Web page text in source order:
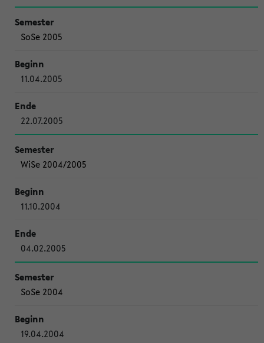
SoSe 2005
11.04.2005
22.07.2005
WiSe 2004/2005
11.10.2004
04.02.2005
SoSe 2004
19.04.2004